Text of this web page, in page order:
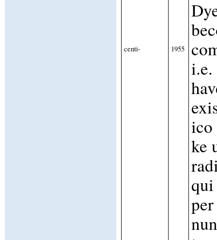
centi- 1955
i.e.
ico
ke
qui